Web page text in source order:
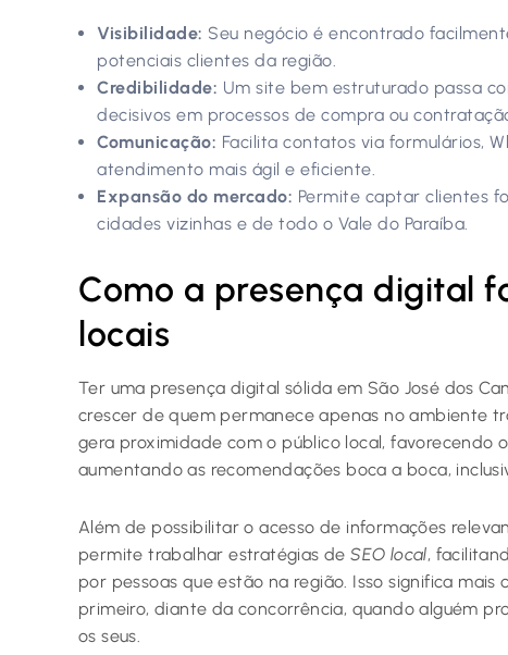
Visibilidade: Seu negócio é encontrado
potenciais clientes da região.
Credibilidade: Um site bem estruturado passa
decisivos em processos de compra ou
Comunicação: Facilita contatos via formulários,
atendimento mais ágil e eficiente.
Expansão do mercado: Permite captar clientes
cidades vizinhas e de todo o Vale do Paraíba.
Como a presença digital
locais
Ter uma presença digital sólida em São José dos
crescer de quem permanece apenas no ambiente
gera proximidade com o público local, favorecendo
aumentando as recomendações boca a boca,
Além de possibilitar o acesso de informações
permite trabalhar estratégias deSEO local,
por pessoas que estão na região. Isso significa
primeiro, diante da concorrência, quando alguém
os seus.